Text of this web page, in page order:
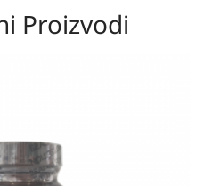
Proizvodi